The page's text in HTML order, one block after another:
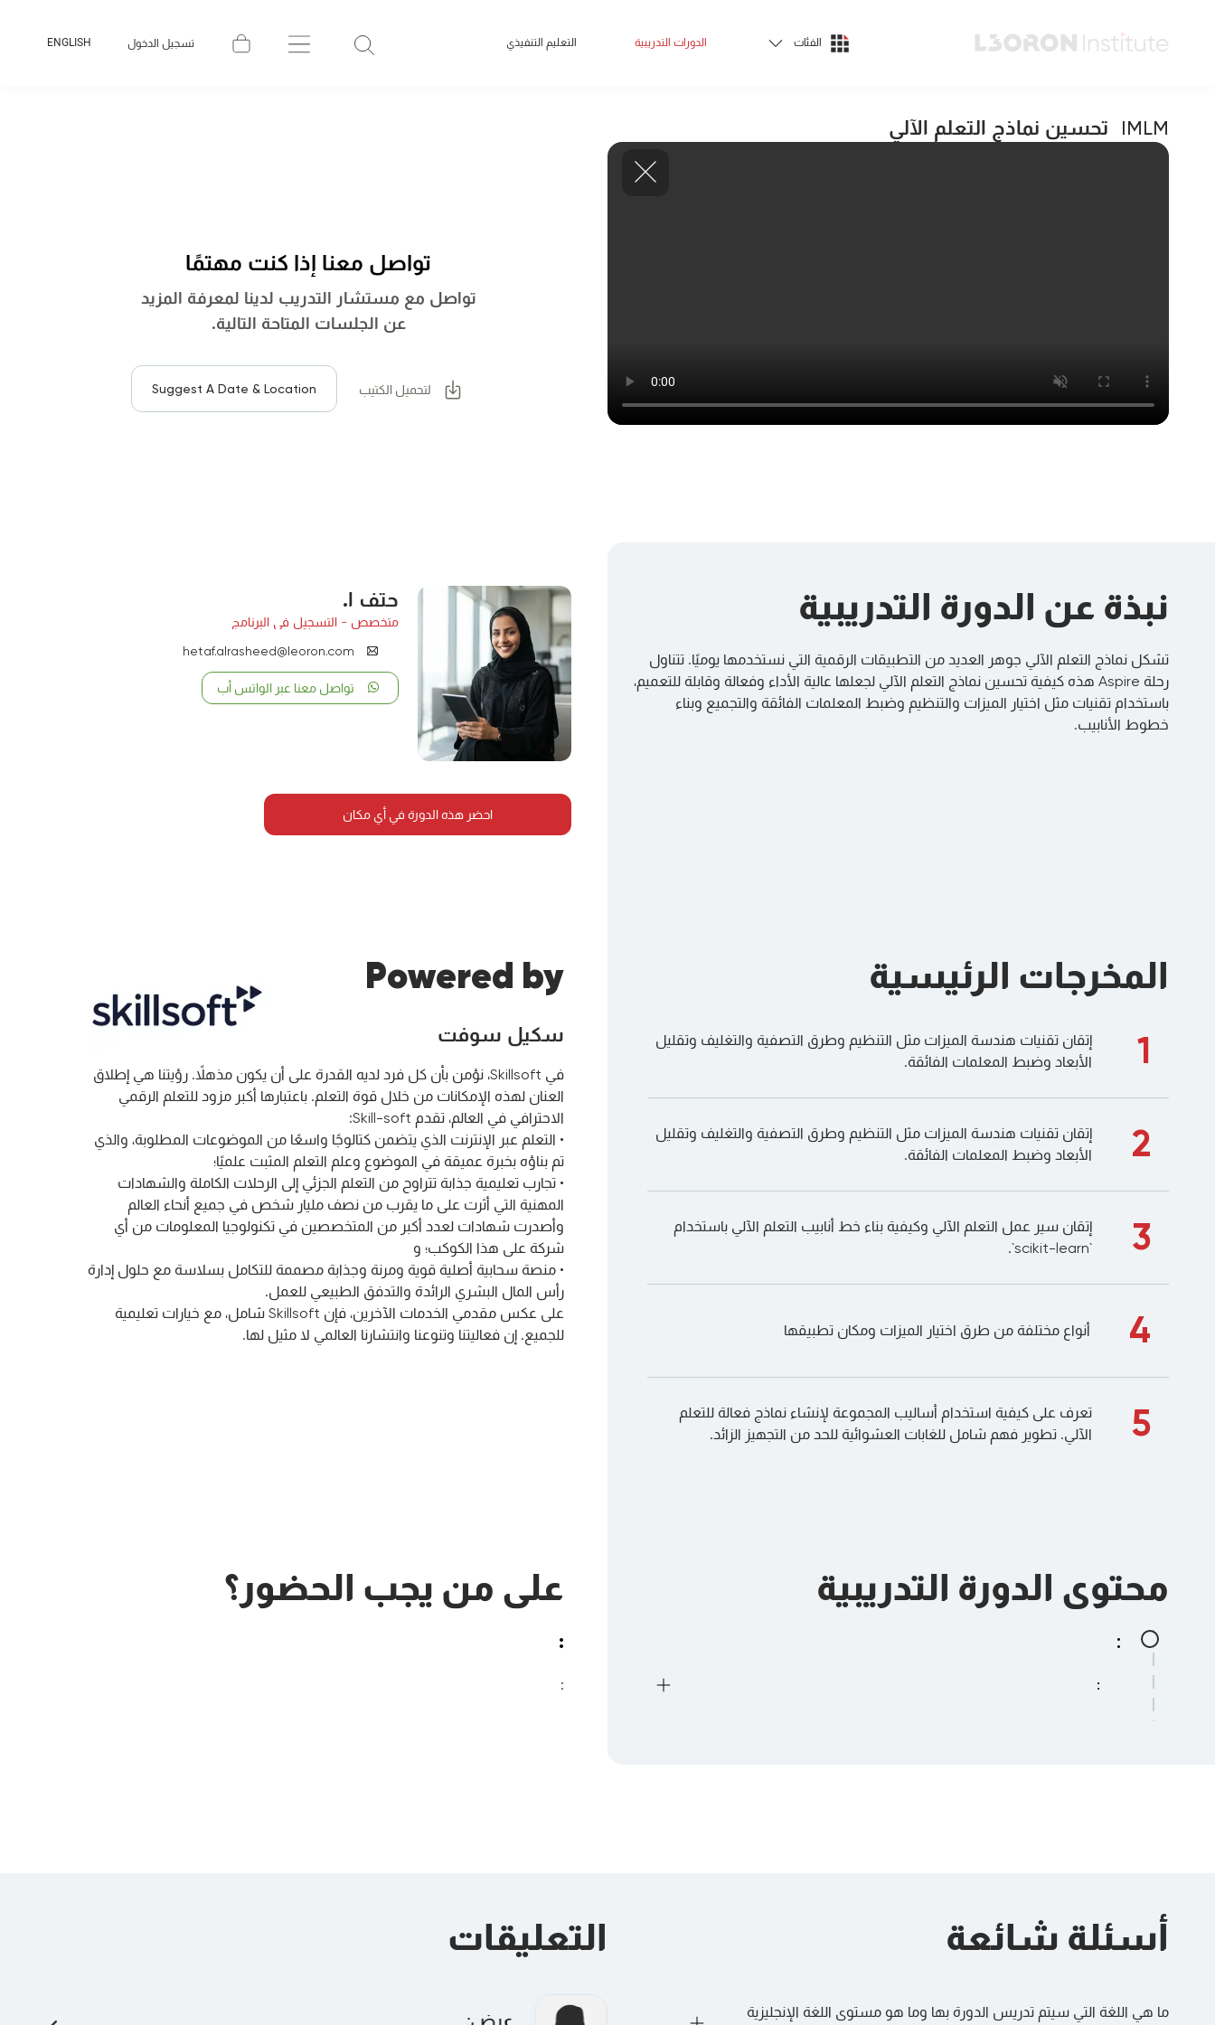
الفئات الدورات التدريبية التعليم التنفيذي تسجيل الدخول ENGLISH
IMLM تحسين نماذج التعلم الآلي
تواصل معنا إذا كنت مهتمًا
تواصل مع مستشار التدريب لدينا لمعرفة المزيد
عن الجلسات المتاحة التالية.
لتحميل الكتيب Suggest A Date & Location
نبذة عن الدورة التدريبية
تشكل نماذج التعلم الآلي جوهر العديد من التطبيقات الرقمية التي نستخدمها يوميًا. تتناول
رحلة Aspire هذه كيفية تحسين نماذج التعلم الآلي لجعلها عالية الأداء وفعالة وقابلة للتعميم،
باستخدام تقنيات مثل اختيار الميزات والتنظيم وضبط المعلمات الفائقة والتجميع وبناء
خطوط الأنابيب.
حتف ا.
متخصص - التسجيل في البرنامج
hetaf.alrasheed@leoron.com
تواصل معنا عبر الواتس أب
احضر هذه الدورة في أي مكان
المخرجات الرئيسية
1
إتقان تقنيات هندسة الميزات مثل التنظيم وطرق التصفية والتغليف وتقليل
الأبعاد وضبط المعلمات الفائقة.
2
إتقان تقنيات هندسة الميزات مثل التنظيم وطرق التصفية والتغليف وتقليل
الأبعاد وضبط المعلمات الفائقة.
3
إتقان سير عمل التعلم الآلي وكيفية بناء خط أنابيب التعلم الآلي باستخدام
`scikit-learn`.
4 أنواع مختلفة من طرق اختيار الميزات ومكان تطبيقها
5
تعرف على كيفية استخدام أساليب المجموعة لإنشاء نماذج فعالة للتعلم
الآلي. تطوير فهم شامل للغابات العشوائية للحد من التجهيز الزائد.
Powered by
سكيل سوفت
في Skillsoft، نؤمن بأن كل فرد لديه القدرة على أن يكون مذهلاً. رؤيتنا هي إطلاق
العنان لهذه الإمكانات من خلال قوة التعلم. باعتبارها أكبر مزود للتعلم الرقمي
الاحترافي في العالم، تقدم Skill-soft:
• التعلم عبر الإنترنت الذي يتضمن كتالوجًا واسعًا من الموضوعات المطلوبة، والذي
تم بناؤه بخبرة عميقة في الموضوع وعلم التعلم المثبت علميًا؛
• تجارب تعليمية جذابة تتراوح من التعلم الجزئي إلى الرحلات الكاملة والشهادات
المهنية التي أثرت على ما يقرب من نصف مليار شخص في جميع أنحاء العالم
وأصدرت شهادات لعدد أكبر من المتخصصين في تكنولوجيا المعلومات من أي
شركة على هذا الكوكب؛ و
• منصة سحابية أصلية قوية ومرنة وجذابة مصممة للتكامل بسلاسة مع حلول إدارة
رأس المال البشري الرائدة والتدفق الطبيعي للعمل.
على عكس مقدمي الخدمات الآخرين، فإن Skillsoft شامل، مع خيارات تعليمية
للجميع. إن فعاليتنا وتنوعنا وانتشارنا العالمي لا مثيل لها.
محتوى الدورة التدريبية
:
:
على من يجب الحضور؟
:
:
أسئلة شائعة
ما هي اللغة التي سيتم تدريس الدورة بها وما هو مستوى اللغة الإنجليزية
التعليقات